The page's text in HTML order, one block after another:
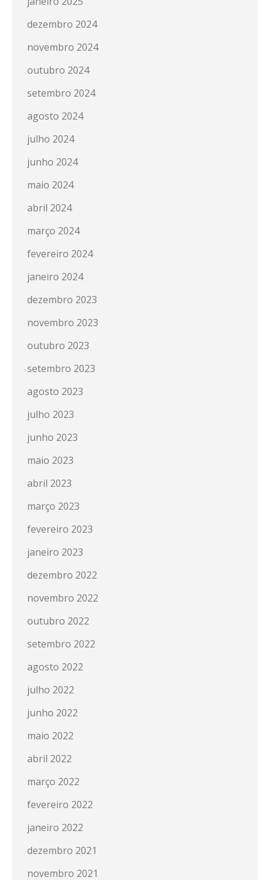
dezembro 2024
novembro 2024
outubro 2024
setembro 2024
agosto 2024
julho 2024
junho 2024
maio 2024
abril 2024
março 2024
fevereiro 2024
janeiro 2024
dezembro 2023
novembro 2023
outubro 2023
setembro 2023
agosto 2023
julho 2023
junho 2023
maio 2023
abril 2023
março 2023
fevereiro 2023
janeiro 2023
dezembro 2022
novembro 2022
outubro 2022
setembro 2022
agosto 2022
julho 2022
junho 2022
maio 2022
abril 2022
março 2022
fevereiro 2022
janeiro 2022
dezembro 2021
novembro 2021